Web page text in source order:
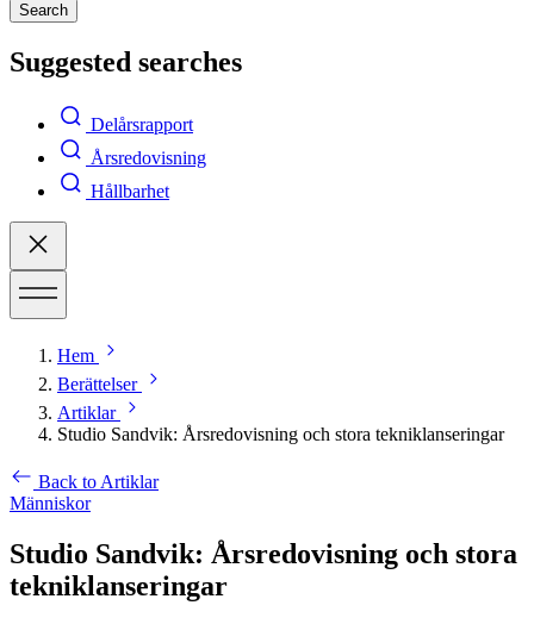
Search
Suggested searches
Delårsrapport
Årsredovisning
Hållbarhet
Hem
Berättelser
Artiklar
Studio Sandvik: Årsredovisning och stora tekniklanseringar
Back to Artiklar
Människor
Studio Sandvik: Årsredovisning och stora
tekniklanseringar